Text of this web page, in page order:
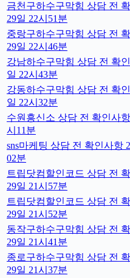
금천구하수구막힘 상담 전
29일 22시51분
중랑구하수구막힘 상담 전
29일 22시46분
강남하수구막힘 상담 전 확
일 22시43분
강동하수구막힘 상담 전 확
일 22시32분
수원흥신소 상담 전 확인사
시11분
sns마케팅 상담 전 확인사항
02분
트립닷컴할인코드 상담 전
29일 21시57분
트립닷컴할인코드 상담 전
29일 21시52분
동작구하수구막힘 상담 전
29일 21시41분
종로구하수구막힘 상담 전
29일 21시37분